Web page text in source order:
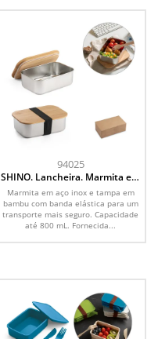
94025
SHINO. Lancheira. Marmita em
aço inox e tampa em bambu
800 mL
Marmita em aço inox e tampa em
bambu com banda elástica para um
transporte mais seguro. Capacidade
até 800 mL. Fornecida...